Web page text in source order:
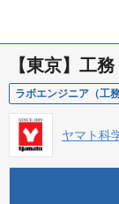
【東京】工
ヤマト科